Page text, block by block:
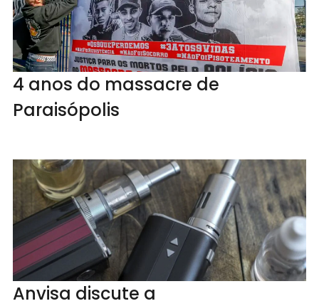
4 anos do massacre de
Paraisópolis
Anvisa discute a